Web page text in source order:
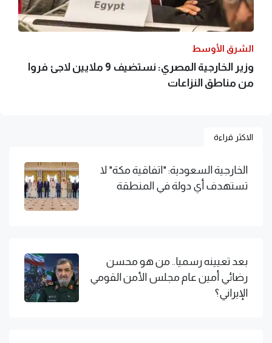
الشرق الأوسط
وزير الخارجية المصري: نستضيف 9 ملايين لاجئ فروا
من مناطق النزاعات
الاكثر قراءة
الخارجية السعودية: "اتفاقية مكة" لا
تستهدف أي دولة في المنطقة
بعد تعيينه رسميا.. من هو محسن
رضائي أمين عام مجلس الأمن القومي
الإيراني؟